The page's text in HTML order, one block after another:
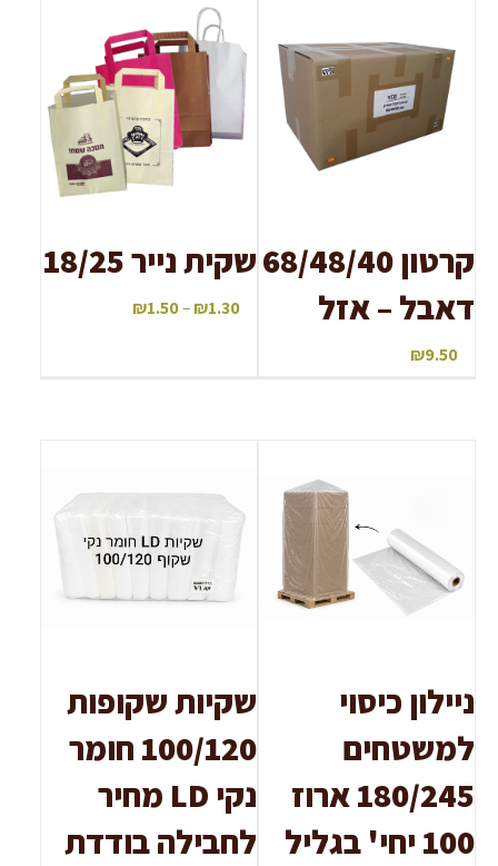
קרטון 68/48/40
דאבל – אזל
₪9.50
שקית נייר 18/25
₪1.30
–
₪1.50
ניילון כיסוי
למשטחים
180/245 ארוז
100 יחי' בגליל
שקיות שקופות
100/120 חומר
נקי LD מחיר
לחבילה בודדת